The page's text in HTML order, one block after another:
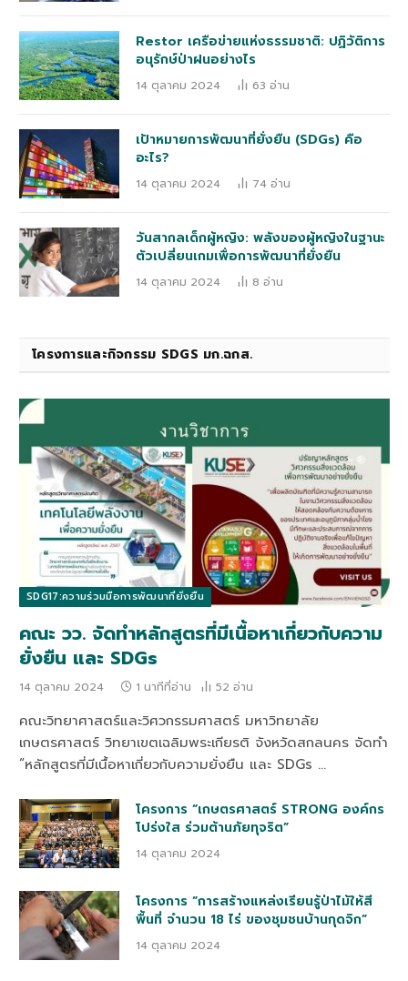
Restor เครือข่ายแห่งธรรมชาติ: ปฏิวัติการ
อนุรักษ์ป่าฝนอย่างไร
14 ตุลาคม 2024 63 อ่าน
เป้าหมายการพัฒนาที่ยั่งยืน (SDGs) คือ
อะไร?
14 ตุลาคม 2024 74 อ่าน
วันสากลเด็กผู้หญิง: พลังของผู้หญิงในฐานะ
ตัวเปลี่ยนเกมเพื่อการพัฒนาที่ยั่งยืน
14 ตุลาคม 2024 8 อ่าน
โครงการและกิจกรรม SDGS มก.ฉกส.
SDG17:ความร่วมมือการพัฒนาที่ยั่งยืน
คณะ วว. จัดทำหลักสูตรที่มีเนื้อหาเกี่ยวกับความ
ยั่งยืน และ SDGs
14 ตุลาคม 2024 1 นาทีที่อ่าน 52 อ่าน
คณะวิทยาศาสตร์และวิศวกรรมศาสตร์ มหาวิทยาลัย
เกษตรศาสตร์ วิทยาเขตเฉลิมพระเกียรติ จังหวัดสกลนคร จัดทำ
“หลักสูตรที่มีเนื้อหาเกี่ยวกับความยั่งยืน และ SDGs …
โครงการ “เกษตรศาสตร์ STRONG องค์กร
โปร่งใส ร่วมต้านภัยทุจริต”
14 ตุลาคม 2024
โครงการ “การสร้างแหล่งเรียนรู้ป่าไม้ให้สี
พื้นที่ จำนวน 18 ไร่ ของชุมชนบ้านกุดจิก”
14 ตุลาคม 2024